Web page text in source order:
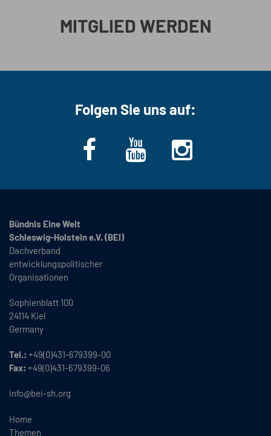
MITGLIED WERDEN
Folgen Sie uns auf:
Bündnis Eine Welt
Schleswig-Holstein e.V. (BEI)
Dachverband
entwicklungspolitischer
Organisationen
Sophienblatt 100
24114 Kiel
Germany
Tel.: +49(0)431-679399-00
Fax: +49(0)431-679399-06
info@bei-sh.org
Home
Themen